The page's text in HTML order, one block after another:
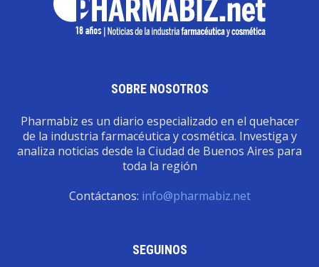
SOBRE NOSOTROS
Pharmabiz es un diario especializado en el quehacer
de la industria farmacéutica y cosmética. Investiga y
analiza noticias desde la Ciudad de Buenos Aires para
toda la región
Contáctanos: info@pharmabiz.net
SEGUINOS